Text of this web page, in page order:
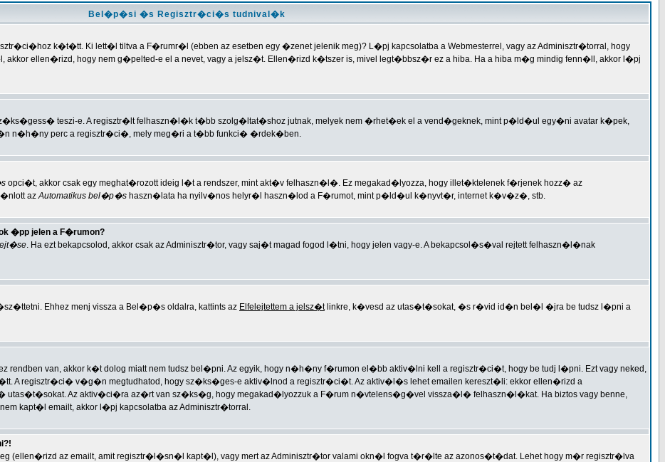
Bel�p�si �s Regisztr�ci�s tudnival�k
k�t�tt. Ki lett�l tiltva a F�rumr�l (ebben az esetben egy �zenet jelenik meg)? L�pj kapcsolatba a Webmesterrel, vagy az Adminisztr�torral, hogy
akkor ellen�rizd, hogy nem g�pelted-e el a nevet, vagy a jelsz�t. Ellen�rizd k�tszer is, mivel legt�bbsz�r ez a hiba. Ha a hiba m�g mindig fenn�ll, akkor l�pj
teszi-e. A regisztr�lt felhaszn�l�k t�bb szolg�ltat�shoz jutnak, melyek nem �rhet�ek el a vend�geknek, mint p�ld�ul egy�ni avatar k�pek,
n�h�ny perc a regisztr�ci�, mely meg�ri a t�bb funkci� �rdek�ben.
opci�t, akkor csak egy meghat�rozott ideig l�t a rendszer, mint akt�v felhaszn�l�. Ez megakad�lyozza, hogy illet�ktelenek f�rjenek hozz� az
azAutomatikus bel�p�s haszn�lata ha nyilv�nos helyr�l haszn�lod a F�rumot, mint p�ld�ul k�nyvt�r, internet k�v�z�, stb.
�pp jelen a F�rumon?
. Ha ezt bekapcsolod, akkor csak az Adminisztr�tor, vagy saj�t magad fogod l�tni, hogy jelen vagy-e. A bekapcsol�s�val rejtett felhaszn�l�nak
Ehhez menj vissza a Bel�p�s oldalra, kattints az Elfelejtettem a jelsz�tlinkre, k�vesd az utas�t�sokat, �s r�vid id�n bel�l �jra be tudsz l�pni a
van, akkor k�t dolog miatt nem tudsz bel�pni. Az egyik, hogy n�h�ny f�rumon el�bb aktiv�lni kell a regisztr�ci�t, hogy be tudj l�pni. Ezt vagy neked,
A regisztr�ci� v�g�n megtudhatod, hogy sz�ks�ges-e aktiv�lnod a regisztr�ci�t. Az aktiv�l�s lehet emailen kereszt�li: ekkor ellen�rizd a
Az aktiv�ci�ra az�rt van sz�ks�g, hogy megakad�lyozzuk a F�rum n�vtelens�g�vel vissza�l� felhaszn�l�kat. Ha biztos vagy benne,
kapt�l emailt, akkor l�pj kapcsolatba az Adminisztr�torral.
(ellen�rizd az emailt, amit regisztr�l�sn�l kapt�l), vagy mert az Adminisztr�tor valami okn�l fogva t�r�lte az azonos�t�dat. Lehet hogy m�r regisztr�lva